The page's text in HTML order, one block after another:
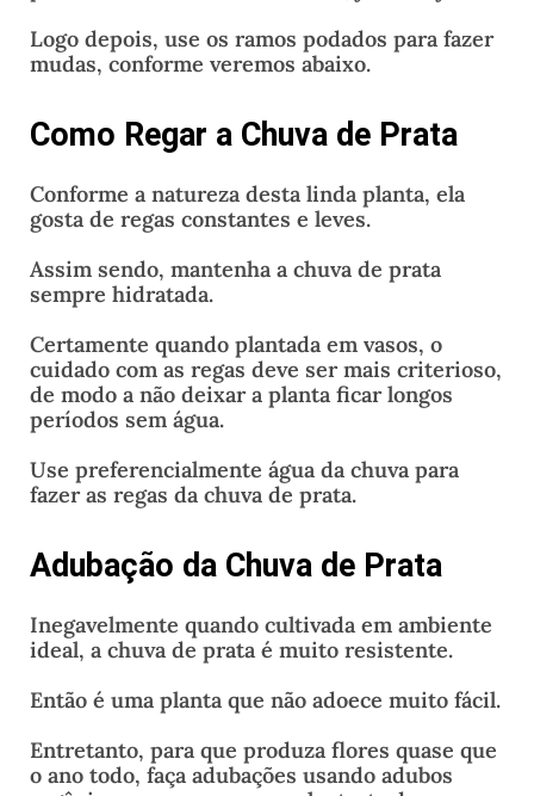
Logo depois, use os ramos podados para fazer
mudas, conforme veremos abaixo.
Como Regar a Chuva de Prata
Conforme a natureza desta linda planta, ela
gosta de regas constantes e leves.
Assim sendo, mantenha a chuva de prata
sempre hidratada.
Certamente quando plantada em vasos, o
cuidado com as regas deve ser mais criterioso,
de modo a não deixar a planta ficar longos
períodos sem água.
Use preferencialmente água da chuva para
fazer as regas da chuva de prata.
Adubação da Chuva de Prata
Inegavelmente quando cultivada em ambiente
ideal, a chuva de prata é muito resistente.
Então é uma planta que não adoece muito fácil.
Entretanto, para que produza flores quase que
o ano todo, faça adubações usando adubos